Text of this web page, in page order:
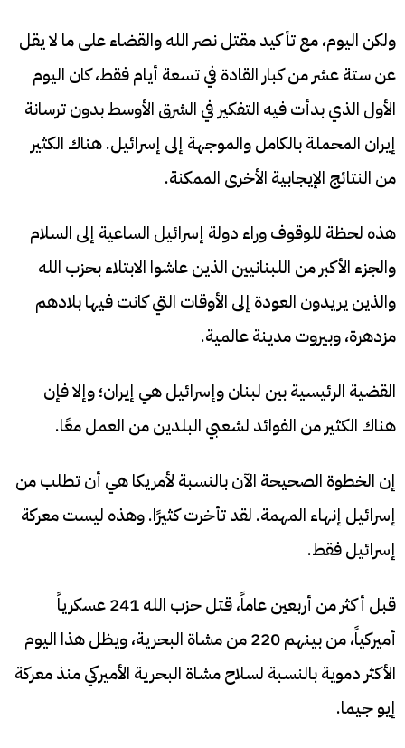
ولكن اليوم، مع تأكيد مقتل نصر الله والقضاء على ما لا يقل
عن ستة عشر من كبار القادة في تسعة أيام فقط، كان اليوم
الأول الذي بدأت فيه التفكير في الشرق الأوسط بدون ترسانة
إيران المحملة بالكامل والموجهة إلى إسرائيل. هناك الكثير
من النتائج الإيجابية الأخرى الممكنة.
هذه لحظة للوقوف وراء دولة إسرائيل الساعية إلى السلام
والجزء الأكبر من اللبنانيين الذين عاشوا الابتلاء بحزب الله
والذين يريدون العودة إلى الأوقات التي كانت فيها بلادهم
مزدهرة، وبيروت مدينة عالمية.
القضية الرئيسية بين لبنان وإسرائيل هي إيران؛ وإلا فإن
هناك الكثير من الفوائد لشعبي البلدين من العمل معًا.
إن الخطوة الصحيحة الآن بالنسبة لأمريكا هي أن تطلب من
إسرائيل إنهاء المهمة. لقد تأخرت كثيرًا. وهذه ليست معركة
إسرائيل فقط.
قبل أكثر من أربعين عاماً، قتل حزب الله 241 عسكرياً
أميركياً، من بينهم 220 من مشاة البحرية، ويظل هذا اليوم
الأكثر دموية بالنسبة لسلاح مشاة البحرية الأميركي منذ معركة
إيو جيما.